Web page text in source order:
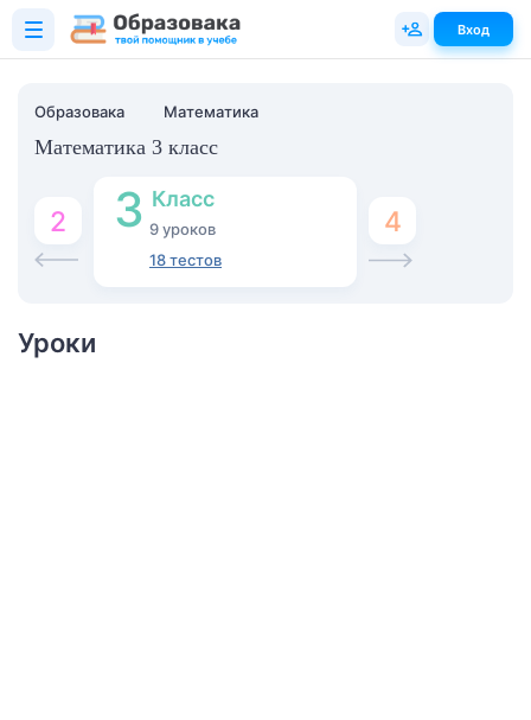
Образовака Математика
Математика 3 класс
2 3 Класс
9 уроков
18 тестов
4
Уроки
Вход